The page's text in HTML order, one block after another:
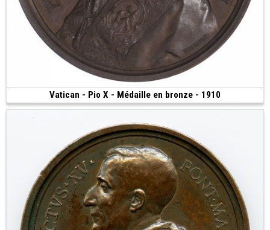
Vatican - Pio X - Médaille en bronze - 1910
(1910 • 37.19 g • 44 mm)